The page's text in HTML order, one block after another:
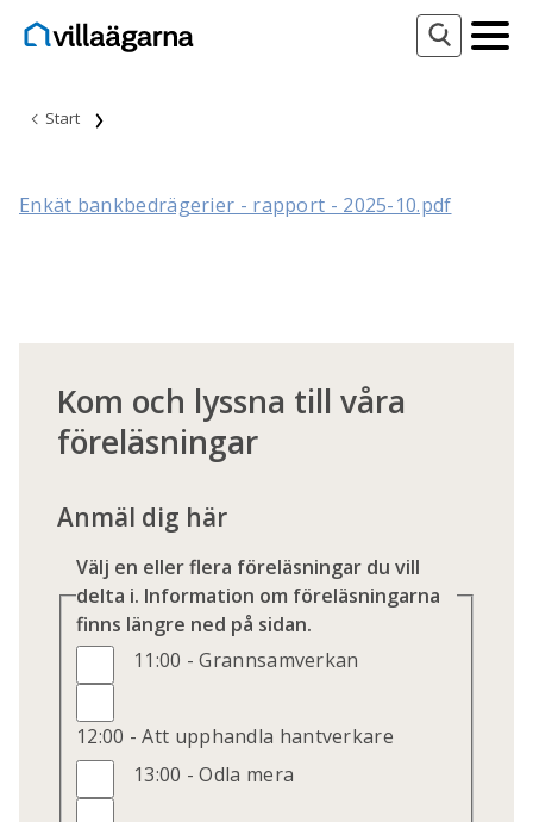
Start
Enkät bankbedrägerier - rapport - 2025-10.pdf
Kom och lyssna till våra
föreläsningar
Anmäl dig här
Välj en eller flera föreläsningar du vill
delta i. Information om föreläsningarna
finns längre ned på sidan.
11:00 - Grannsamverkan
12:00 - Att upphandla hantverkare
13:00 - Odla mera